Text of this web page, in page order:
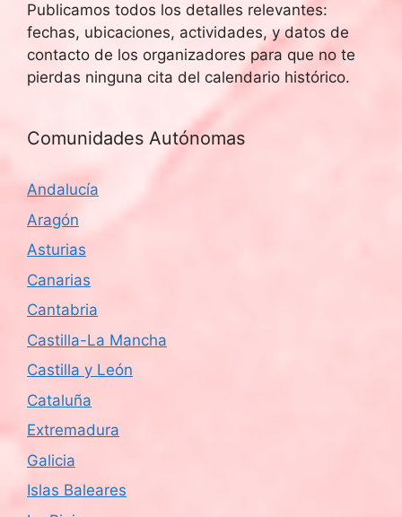
Publicamos todos los detalles relevantes:
fechas, ubicaciones, actividades, y datos de
contacto de los organizadores para que no te
pierdas ninguna cita del calendario histórico.
Comunidades Autónomas
Andalucía
Aragón
Asturias
Canarias
Cantabria
Castilla-La Mancha
Castilla y León
Cataluña
Extremadura
Galicia
Islas Baleares